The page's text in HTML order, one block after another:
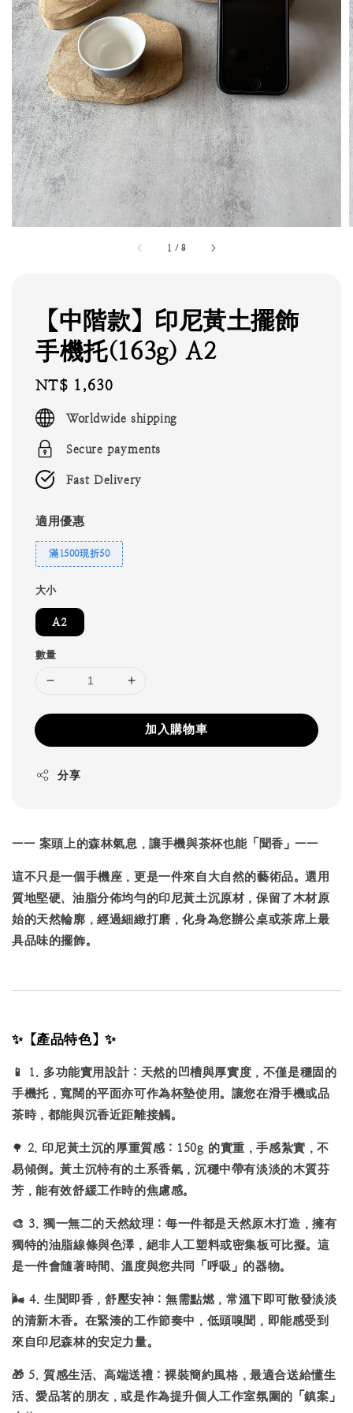
1 /8
【中階款】印尼黃土擺飾
手機托(163g) A2
Regular
price
NT$ 1,630
Worldwide shipping
Secure payments
Fast Delivery
適用優惠
滿1500現折50
大小
A2
數量
加入購物車
分享
—— 案頭上的森林氣息，讓手機與茶杯也能「聞香」——
這不只是一個手機座，更是一件來自大自然的藝術品。選用
質地堅硬、油脂分佈均勻的印尼黃土沉原材，保留了木材原
始的天然輪廓，經過細緻打磨，化身為您辦公桌或茶席上最
具品味的擺飾。
✨【產品特色】✨
📱 1. 多功能實用設計： 天然的凹槽與厚實度，不僅是穩固的
手機托，寬闊的平面亦可作為杯墊使用。讓您在滑手機或品
茶時，都能與沉香近距離接觸。
🌳 2. 印尼黃土沉的厚重質感： 150g 的實重，手感紮實，不
易傾倒。黃土沉特有的土系香氣，沉穩中帶有淡淡的木質芬
芳，能有效舒緩工作時的焦慮感。
🎨 3. 獨一無二的天然紋理：每一件都是天然原木打造，擁有
獨特的油脂線條與色澤，絕非人工塑料或密集板可比擬。這
是一件會隨著時間、溫度與您共同「呼吸」的器物。
🌬️4. 生聞即香，舒壓安神：無需點燃，常溫下即可散發淡淡
的清新木香。在緊湊的工作節奏中，低頭嗅聞，即能感受到
來自印尼森林的安定力量。
🎁5. 質感生活、高端送禮：裸裝簡約風格，最適合送給懂生
活、愛品茗的朋友，或是作為提升個人工作室氛圍的「鎮案」